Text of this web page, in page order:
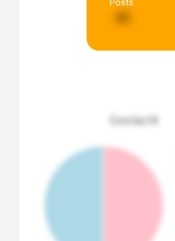
Posts
Geslacht